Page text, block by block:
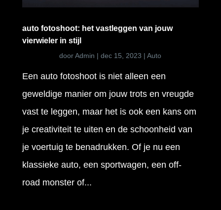
auto fotoshoot: het vastleggen van jouw
vierwieler in stijl
doorAdmin |dec 15, 2023 |Auto
Een auto fotoshoot is niet alleen een
geweldige manier om jouw trots en vreugde
vast te leggen, maar het is ook een kans om
je creativiteit te uiten en de schoonheid van
je voertuig te benadrukken. Of je nu een
klassieke auto, een sportwagen, een off-
road monster of...